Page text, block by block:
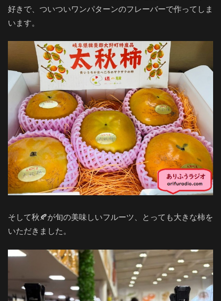
好きで、ついついワンパターンのフレーバーで作ってしま
います。
そして秋🍂が旬の美味しいフルーツ、とっても大きな柿を
いただきました。